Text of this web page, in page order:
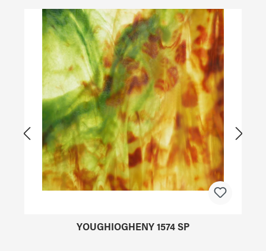
Produktgalerie überspringen
YOUGHIOGHENY 1574 SP